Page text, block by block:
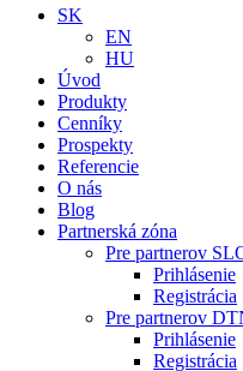
SK
EN
HU
Úvod
Produkty
Cenníky
Prospekty
Referencie
O nás
Blog
Partnerská zóna
Pre partnerov
Prihlásenie
Registrácia
Pre partnerov
Prihlásenie
Registrácia